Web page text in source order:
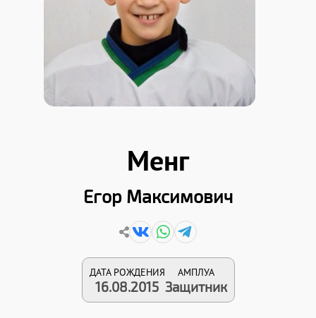
Менг
Егор Максимович
ДАТА РОЖДЕНИЯ
16.08.2015
АМПЛУА
Защитник